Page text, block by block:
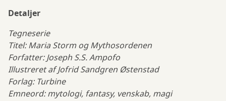
Detaljer
Tegneserie
Titel: Maria Storm og Mythosordenen
Forfatter: Joseph S.S. Ampofo
Illustreret af Jofrid Sandgren Østenstad
Forlag: Turbine
Emneord: mytologi, fantasy, venskab, magi